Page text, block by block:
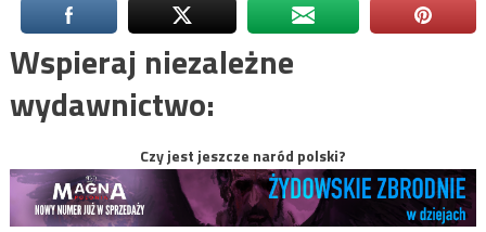
Wspieraj niezależne
wydawnictwo:
Czy jest jeszcze naród polski?